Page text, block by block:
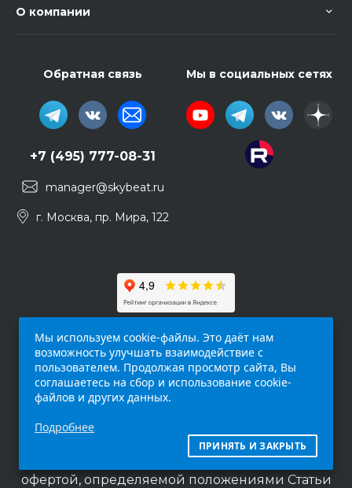
О компании
Обратная связь
+7 (495) 777-08-31
manager@skybeat.ru
г. Москва, пр. Мира, 122
Мы в социальных сетях
интернет-сайт (
исключительно информационный характер и
ни при каких условиях не является публичной
офертой, определяемой положениями Статьи
Мы используем cookie-файлы. Это даёт нам
возможность улучшать взаимодействие с
пользователем. Продолжая просмотр сайта, Вы
соглашаетесь на сбор и использование cookie-
файлов и других данных.
Подробнее
ПРИНЯТЬ И ЗАКРЫТЬ